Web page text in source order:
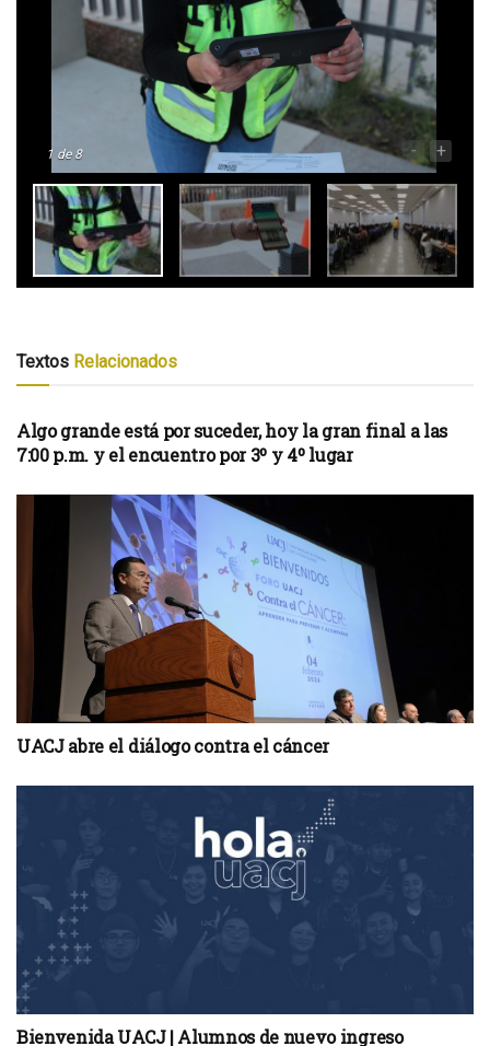
1 de 8 - +
Textos Relacionados
Algo grande está por suceder, hoy la gran final a las
7:00 p.m. y el encuentro por 3º y 4º lugar
UACJ abre el diálogo contra el cáncer
Bienvenida UACJ | Alumnos de nuevo ingreso